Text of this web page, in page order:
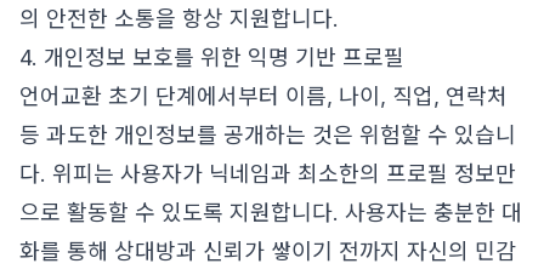
의 안전한 소통을 항상 지원합니다.
4. 개인정보 보호를 위한 익명 기반 프로필
언어교환 초기 단계에서부터 이름, 나이, 직업, 연락처
등 과도한 개인정보를 공개하는 것은 위험할 수 있습니
다. 위피는 사용자가 닉네임과 최소한의 프로필 정보만
으로 활동할 수 있도록 지원합니다. 사용자는 충분한 대
화를 통해 상대방과 신뢰가 쌓이기 전까지 자신의 민감